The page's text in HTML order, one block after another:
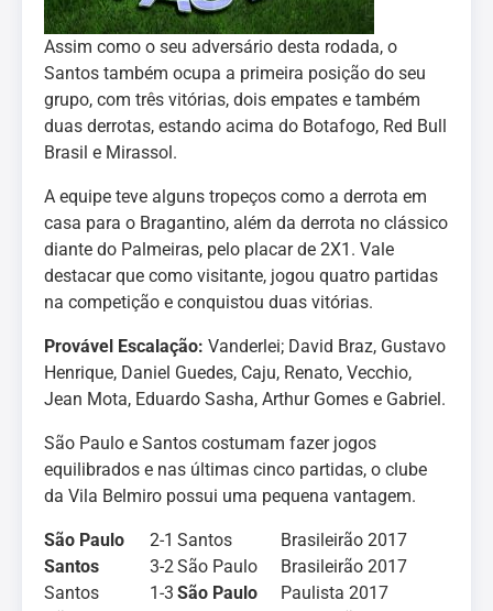
Assim como o seu adversário desta rodada, o
Santos também ocupa a primeira posição do seu
grupo, com três vitórias, dois empates e também
duas derrotas, estando acima do Botafogo, Red Bull
Brasil e Mirassol.
A equipe teve alguns tropeços como a derrota em
casa para o Bragantino, além da derrota no clássico
diante do Palmeiras, pelo placar de 2X1. Vale
destacar que como visitante, jogou quatro partidas
na competição e conquistou duas vitórias.
Provável Escalação: Vanderlei; David Braz, Gustavo
Henrique, Daniel Guedes, Caju, Renato, Vecchio,
Jean Mota, Eduardo Sasha, Arthur Gomes e Gabriel.
São Paulo e Santos costumam fazer jogos
equilibrados e nas últimas cinco partidas, o clube
da Vila Belmiro possui uma pequena vantagem.
São Paulo 2-1 Santos
Brasileirão 2017
Santos
3-2São Paulo
Brasileirão 2017
Santos
1-3 São Paulo
Paulista 2017